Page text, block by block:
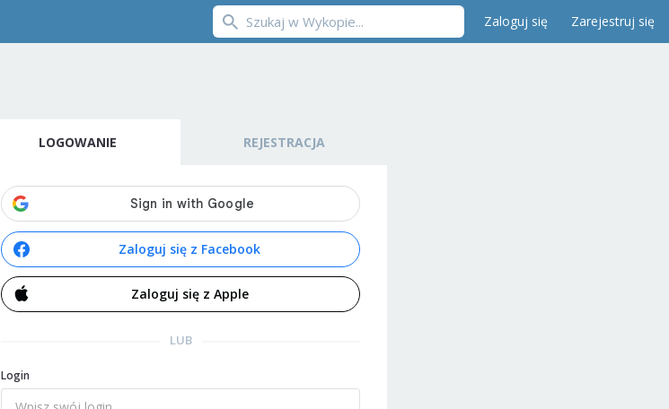
Zaloguj się Zarejestruj się
LOGOWANIE REJESTRACJA
Zaloguj się z Facebook
Zaloguj się z Apple
LUB
Login